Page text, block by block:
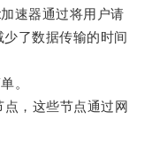
速器通过将用户请
了数据传输的时间
。
，这些节点通过网